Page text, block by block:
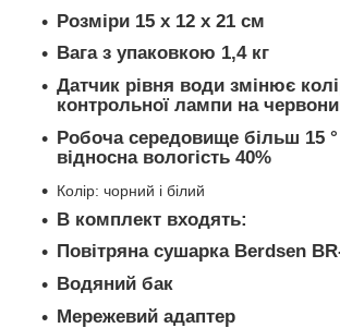
Розміри 15 x 12 x 21 см
Вага з упаковкою 1,4 кг
Датчик рівня води змінює
контрольної лампи на
Робоча середовище більш 15 °
відносна вологість 40%
Колір: чорний і білий
В комплект входять:
Повітряна сушарка Berdsen
Водяний бак
Мережевий адаптер